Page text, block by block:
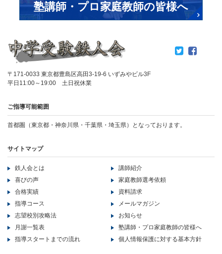
〒171-0033 東京都豊島区高田3-19-6 いずみやビル3F
平日11:00～19:00 土日祝休業
ご指導可能範囲
首都圏（東京都・神奈川県・千葉県・埼玉県）となっております。
サイトマップ
鉄人会とは
喜びの声
合格実績
指導コース
志望校別攻略法
月謝一覧表
指導スタートまでの流れ
講師紹介
家庭教師選考依頼
資料請求
メールマガジン
お知らせ
塾講師・プロ家庭教師の皆様へ
個人情報保護に対する基本方針
塾講師・プロ家庭教師の皆様へ